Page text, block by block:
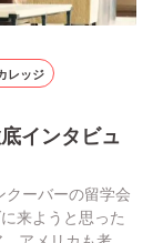
レッジ
インタビュ
ーバーの留学会
来ようと思った